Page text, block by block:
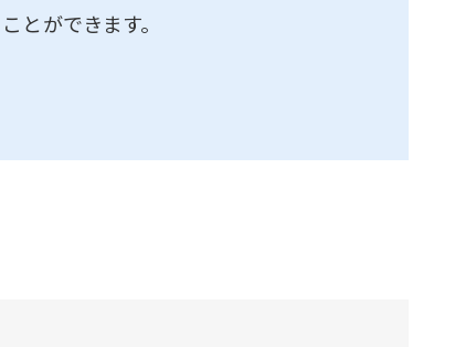
ことができます。